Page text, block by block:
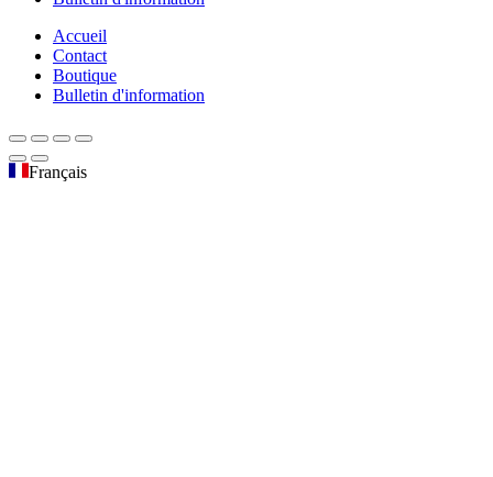
Accueil
Contact
Boutique
Bulletin d'information
Français